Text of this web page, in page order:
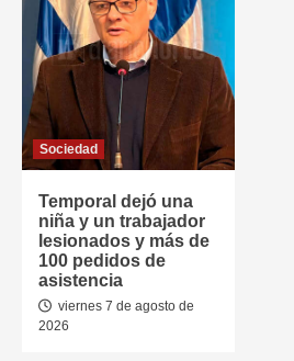
Sociedad
Temporal dejó una
niña y un trabajador
lesionados y más de
100 pedidos de
asistencia
viernes 7 de agosto de
2026